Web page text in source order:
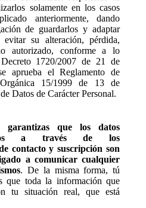
solamente en los casos
anteriormente, dando
de guardarlos y adaptar
su alteración, pérdida,
autorizado, conforme a lo
1720/2007 de 21 de
aprueba el Reglamento de
15/1999 de 13 de
Datos de Carácter Personal.
que los datos
a través de los
contacto y suscripción son
a comunicar cualquier
. De la misma forma, tú
que toda la información que
tu situación real, que está